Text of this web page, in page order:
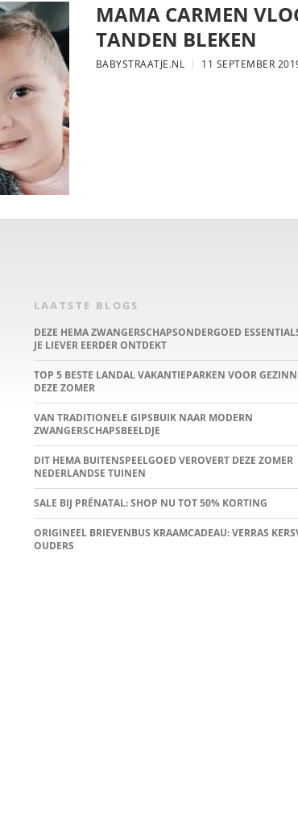
MAMA CARMEN
TANDEN BLEKEN
BABYSTRAATJE.NL 11 SEPTEMBER
LAATSTE BLOGS
DEZE HEMA ZWANGERSCHAPSONDERGOED
JE LIEVER EERDER ONTDEKT
TOP 5 BESTE LANDAL VAKANTIEPARKEN VOOR
DEZE ZOMER
VAN TRADITIONELE GIPSBUIK NAAR MODERN
ZWANGERSCHAPSBEELDJE
DIT HEMA BUITENSPEELGOED VEROVERT DEZE ZOMER
NEDERLANDSE TUINEN
SALE BIJ PRÉNATAL: SHOP NU TOT 50% KORTING
ORIGINEEL BRIEVENBUS KRAAMCADEAU: VERRAS
OUDERS